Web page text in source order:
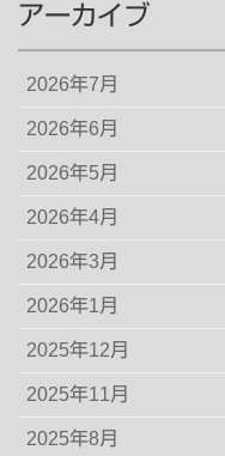
アーカイブ
2026年7月
2026年6月
2026年5月
2026年4月
2026年3月
2026年1月
2025年12月
2025年11月
2025年8月